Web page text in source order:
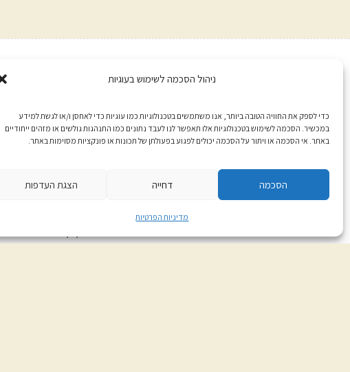
ניהול הסכמה לשימוש בעוגיות
כדי לספק את החוויה הטובה ביותר, אנו משתמשים בטכנולוגיות כמו עוגיות כדי לאחסן ו/או לגשת למידע
במכשיר. הסכמה לשימוש בטכנולוגיות אלו תאפשר לנו לעבד נתונים כמו התנהגות גולשים או מזהים ייחודיים
באתר. אי הסכמה או ויתור על הסכמה יכולים לפגוע בפעולתן של תכונות או פונקציות מסוימות באתר.
הסכמה דחייה הצגת העדפות
מדיניות הפרטיות
בית אוצר::ספרים
הגשת כתבי יד
משולחן העורכים (הבלוג)
החנות המקוונת